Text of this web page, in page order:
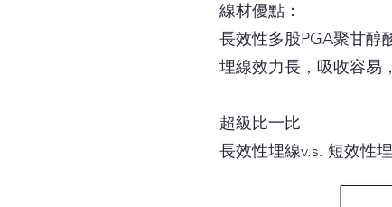
線材優點：
長效性多股PGA聚甘醇
埋線效力長，吸收容易
超級比一比
長效性埋線v.s. 短效性